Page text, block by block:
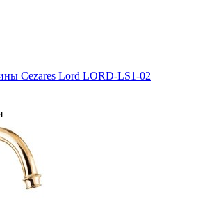
Cezares Lord LORD-LS1-02